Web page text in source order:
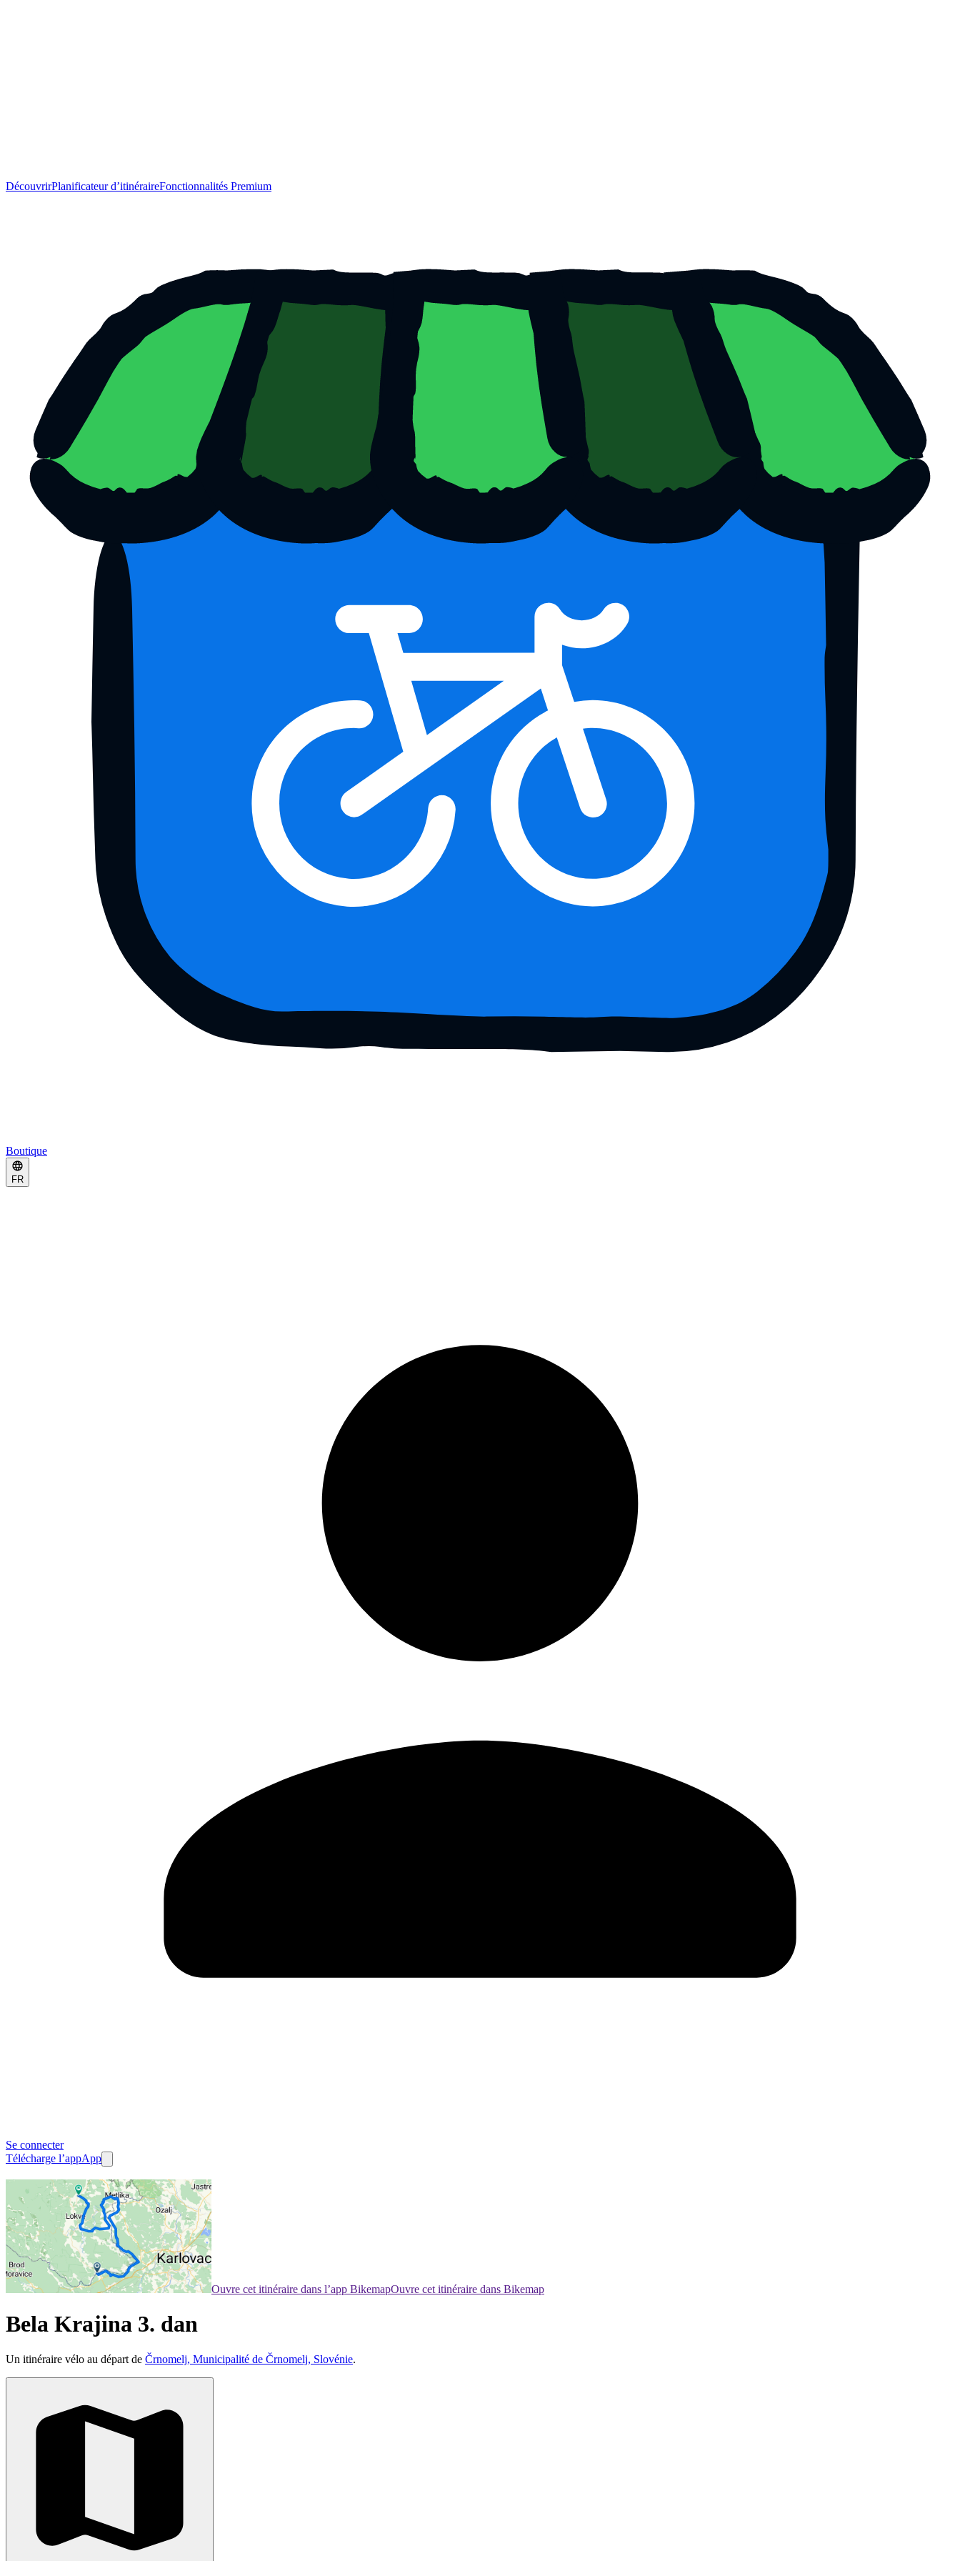
DécouvrirPlanificateur d’itinéraireFonctionnalités Premium
Boutique
FR
Se connecter
Télécharge l’appApp
Ouvre cet itinéraire dans l’app BikemapOuvre cet itinéraire dans Bikemap
Bela Krajina 3. dan
Un itinéraire vélo au départ de Črnomelj, Municipalité de Črnomelj, Slovénie.